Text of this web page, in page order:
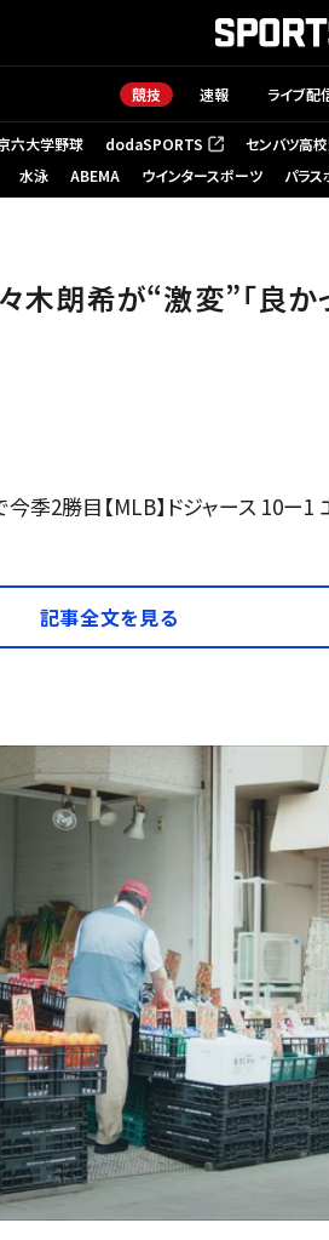
競技 速報 ライブ配
六大学野球 dodaSPORTS
（新しいタブで開く） センバツ高
水泳 ABEMA ウインタースポーツ パラ
木朗希が“激変”「良
季2勝目【MLB】ドジャース 10ー1
記事全文を見る